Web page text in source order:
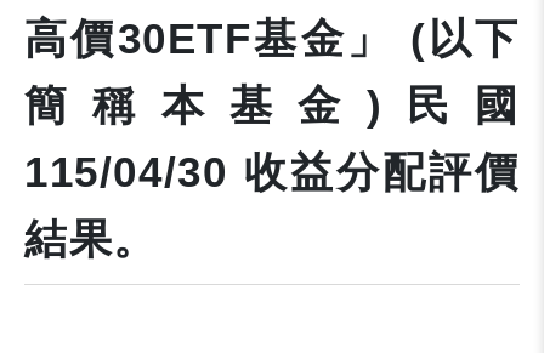
高價30ETF基金」 (以下
簡稱本基金)民國
115/04/30 收益分配評價
結果。